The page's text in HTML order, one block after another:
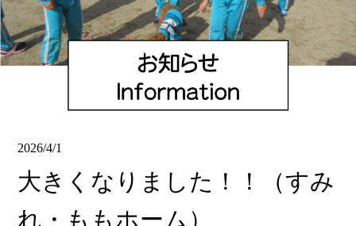
2026/4/1
大きくなりました！！（すみ
れ・ももホーム）